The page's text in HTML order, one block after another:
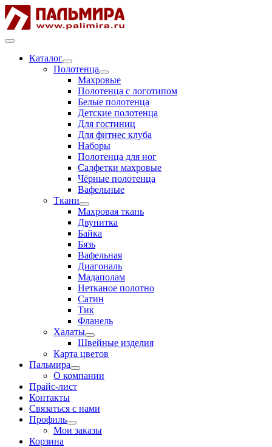
Каталог
Полотенца
Махровые
Полотенца с логотипом
Белые полотенца
Детские полотенца
Для гостиниц
Для фитнес клуба
Наборы
Полотенца для ног
Салфетки махровые
Чёрные полотенца
Вафельные
Ткани
Махровая ткань
Двунитка
Байка
Бязь
Вафельная
Диагональ
Мадаполам
Нетканое полотно
Сатин
Тик
Фланель
Халаты
Швейные изделия
Карта цветов
Пальмира
О компании
Прайс-лист
Контакты
Связаться с нами
Профиль
Мои заказы
Корзина